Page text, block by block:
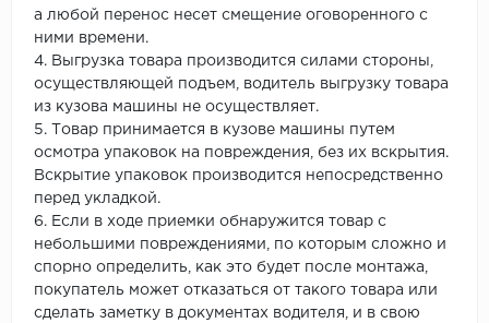
а любой перенос несет смещение оговоренного с
ними времени.
4. Выгрузка товара производится силами стороны,
осуществляющей подъем, водитель выгрузку товара
из кузова машины не осуществляет.
5. Товар принимается в кузове машины путем
осмотра упаковок на повреждения, без их вскрытия.
Вскрытие упаковок производится непосредственно
перед укладкой.
6. Если в ходе приемки обнаружится товар с
небольшими повреждениями, по которым сложно и
спорно определить, как это будет после монтажа,
покупатель может отказаться от такого товара или
сделать заметку в документах водителя, и в свою